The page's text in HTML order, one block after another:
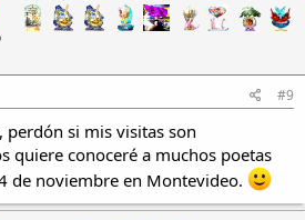
#9
perdón si mis visitas son
quiere conoceré a muchos poetas
de noviembre en Montevideo.